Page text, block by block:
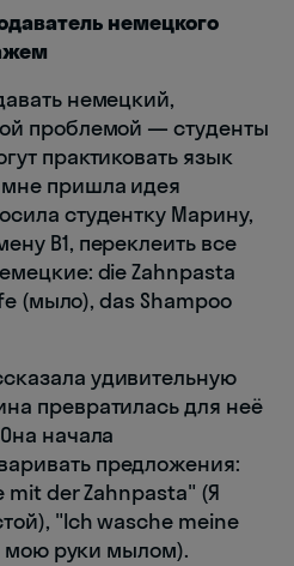
немецкого
немецкий,
проблемой — студенты
практиковать язык
пришла идея
студентку Марину,
B1, переклеить все
die Zahnpasta
(мыло), das Shampoo
удивительную
превратилась для неё
начала
предложения:
mit der Zahnpasta" (Я
"Ich wasche meine
мою руки мылом).